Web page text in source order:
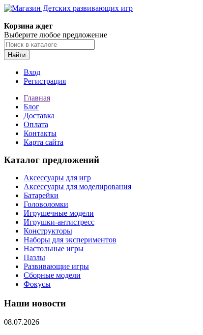
Корзина ждет
Выберите любое предложение
Найти
Вход
Регистрация
Главная
Блог
Доставка
Оплата
Контакты
Карта сайта
Каталог предложений
Аксессуары для игр
Аксессуары для моделирования
Батарейки
Головоломки
Игрушечные модели
Игрушки-антистресс
Конструкторы
Наборы для экспериментов
Настольные игры
Пазлы
Развивающие игры
Сборные модели
Фокусы
Наши новости
08.07.2026